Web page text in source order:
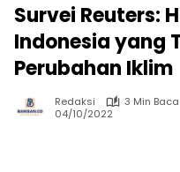
Survei Reuters:
Indonesia yang
Perubahan Iklim
Redaksi
3 Min Baca
04/10/2022